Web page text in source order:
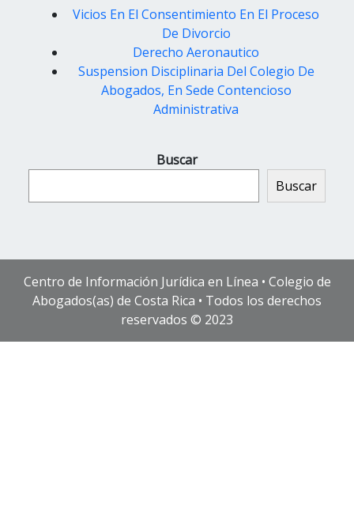
Vicios En El Consentimiento En El Proceso
De Divorcio
Derecho Aeronautico
Suspension Disciplinaria Del Colegio De
Abogados, En Sede Contencioso
Administrativa
Buscar
Buscar
Centro de Información Jurídica en Línea • Colegio de
Abogados(as) de Costa Rica • Todos los derechos
reservados © 2023